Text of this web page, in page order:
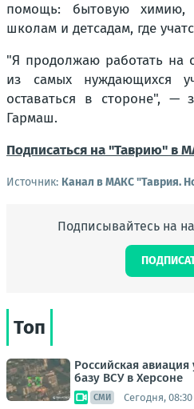
помощь: бытовую химию,
школам и детсадам, где
"Я продолжаю работать на
из самых нуждающихся
оставаться в стороне", —
Гармаш.
Подписаться на "Таврию" в
Источник: Канал в МАКС "Таврия.
Подписывайтесь на
Топ
Российская
базу ВСУ в Херсоне
СМИ Сегодня, 08:30